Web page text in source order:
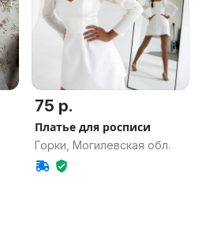
75 р.
Платье для росписи
Горки, Могилевская обл.